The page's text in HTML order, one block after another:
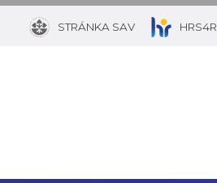
STRÁNKA SAV HRS4R